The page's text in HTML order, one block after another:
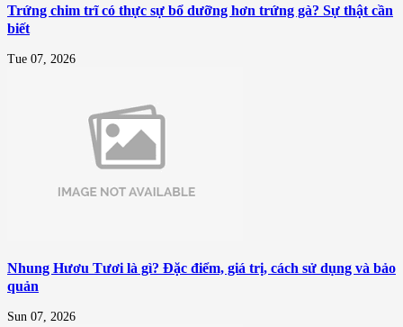
Trứng chim trĩ có thực sự bổ dưỡng hơn trứng gà? Sự thật cần
biết
Tue 07, 2026
Nhung Hươu Tươi là gì? Đặc điểm, giá trị, cách sử dụng và bảo
quản
Sun 07, 2026